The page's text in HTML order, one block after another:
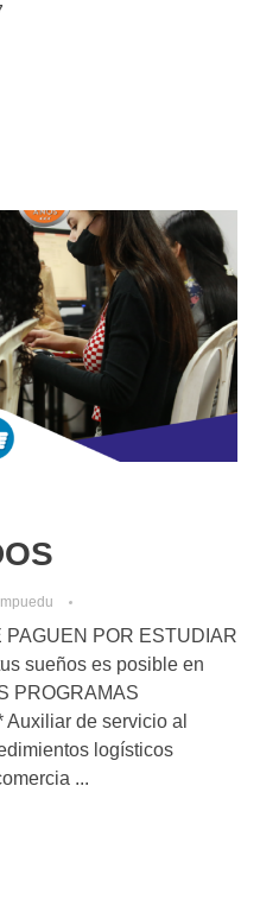
PAGUEN POR ESTUDIAR
sueños es posible en
PROGRAMAS
Auxiliar de servicio al
logísticos
...